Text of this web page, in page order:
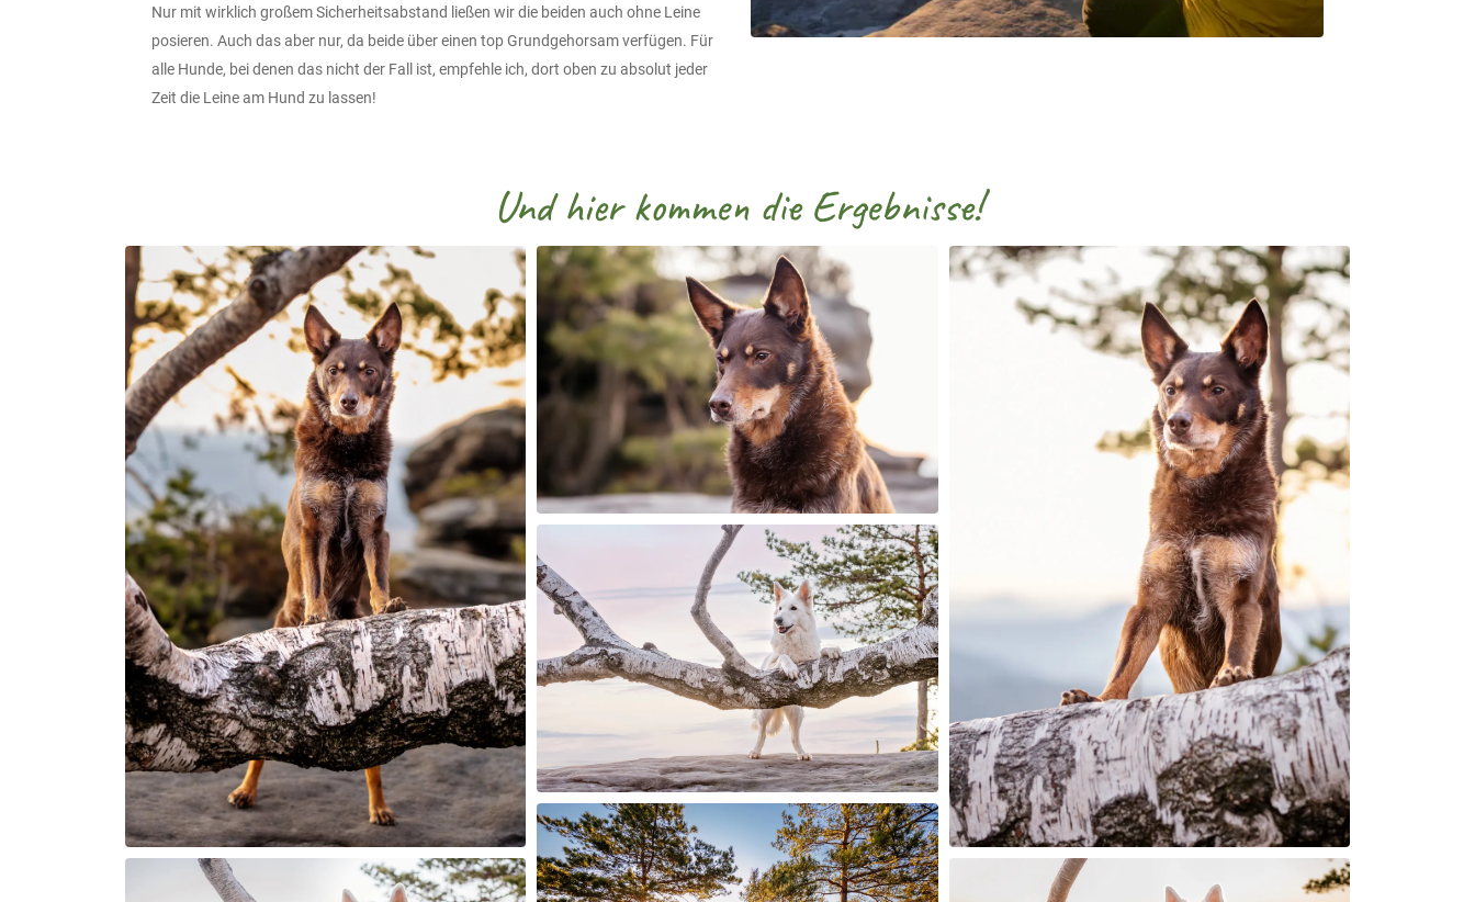
Nur mit wirklich großem Sicherheitsabstand ließen wir die beiden auch ohne Leine
posieren. Auch das aber nur, da beide über einen top Grundgehorsam verfügen. Für
alle Hunde, bei denen das nicht der Fall ist, empfehle ich, dort oben zu absolut jeder
Zeit die Leine am Hund zu lassen!
Und hier kommen die Ergebnisse!